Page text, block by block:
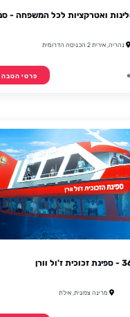
נהריה, אירית 2 הכניסה הדרומית
פרטי הטבה
ז'ול וורן
מרינה צפונית, אילת